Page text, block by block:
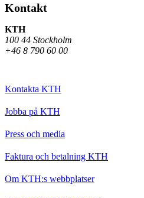
Kontakt
KTH
100 44 Stockholm
+46 8 790 60 00
Kontakta KTH
Jobba på KTH
Press och media
Faktura och betalning KTH
Om KTH:s webbplatser